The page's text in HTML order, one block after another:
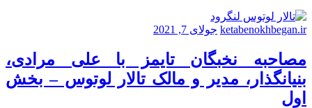
ketabenokhbegan.ir جولای 7, 2021
مصاحبه نخبگان تایمز با علی مرادی،
بنیانگذار، مدیر و مالک تالار لوتوس – بخش
اول